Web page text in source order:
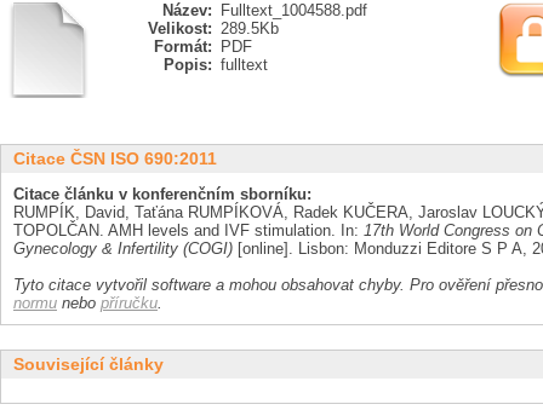
Název:
Fulltext_1004588.pdf
Velikost: 289.5Kb
Formát:
PDF
Popis: fulltext
Citace ČSN ISO 690:2011
Citace článku v konferenčním sborníku:
RUMPÍK, David, Taťána RUMPÍKOVÁ, Radek KUČERA, Jaroslav
TOPOLČAN. AMH levels and IVF stimulation. In: 17th World Congress on
Gynecology & Infertility (COGI) [online]. Lisbon: Monduzzi Editore S P A,
Tyto citace vytvořil software a mohou obsahovat chyby. Pro ověření
normu nebo příručku.
Související články